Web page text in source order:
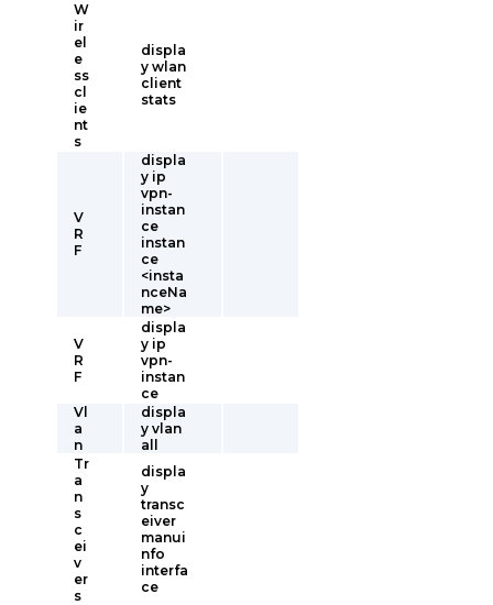
W
ir
el
e
ss
cl
ie
nt
s
displa
y wlan
client
stats
V
R
F
displa
y ip
vpn-
instan
ce
instan
ce
<insta
nceNa
me>
V
R
F
displa
y ip
vpn-
instan
ce
Vl
a
n
displa
y vlan
all
Tr
a
n
s
c
ei
v
er
s
displa
y
transc
eiver
manui
nfo
interfa
ce